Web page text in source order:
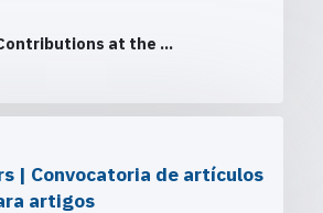
at the ...
| Convocatoria de artículos
artigos